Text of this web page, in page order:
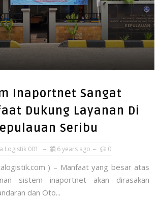
Inaportnet Sangat
Dukung Layanan Di
Seribu
Logistik 001 6 years ago 0
) – Manfaat yang besar atas
sistem inaportnet akan dirasakan
dan Oto...